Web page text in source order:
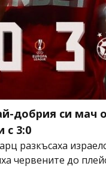
добрия си мач
с 3:0
разкъсаха
червените до